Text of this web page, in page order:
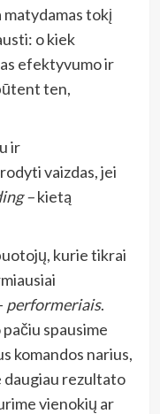
matydamas tokį
o kiek
efektyvumo ir
ten,
ir
vaizdas, jei
–kietą
kurie tikrai
performeriais.
spausime
komandos narius,
daugiau rezultato
vienokių ar